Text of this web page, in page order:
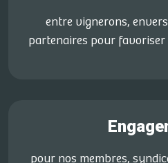
entre vignerons,
partenaires pour
pour nos membres,